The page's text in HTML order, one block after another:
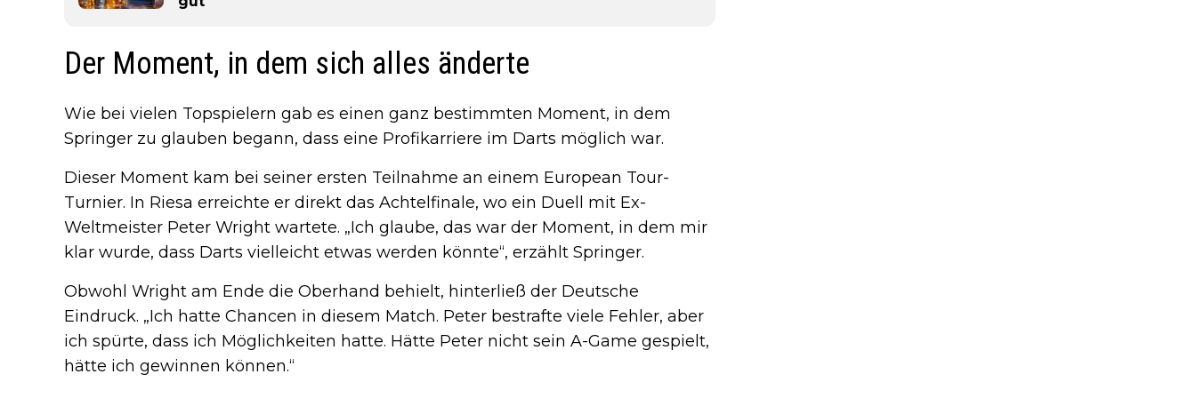
Der Moment, in dem sich alles änderte
Wie bei vielen Topspielern gab es einen ganz bestimmten Moment, in dem
Springer zu glauben begann, dass eine Profikarriere im Darts möglich war.
Dieser Moment kam bei seiner ersten Teilnahme an einem European Tour-
Turnier. In Riesa erreichte er direkt das Achtelfinale, wo ein Duell mit Ex-
Weltmeister Peter Wright wartete. „Ich glaube, das war der Moment, in dem mir
klar wurde, dass Darts vielleicht etwas werden könnte“, erzählt Springer.
Obwohl Wright am Ende die Oberhand behielt, hinterließ der Deutsche
Eindruck. „Ich hatte Chancen in diesem Match. Peter bestrafte viele Fehler, aber
ich spürte, dass ich Möglichkeiten hatte. Hätte Peter nicht sein A-Game gespielt,
hätte ich gewinnen können.“